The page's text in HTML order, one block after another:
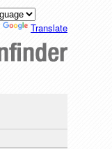
Translate